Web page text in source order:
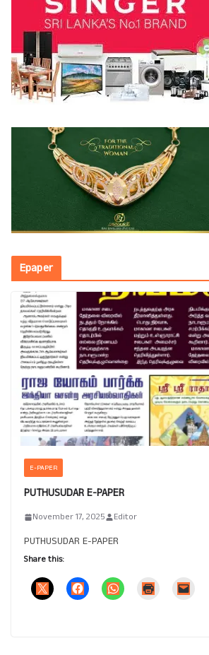
Epaper
E-PAPER
PUTHUSUDAR E-PAPER
November 17, 2025 Editor
PUTHUSUDAR E-PAPER
Share this: